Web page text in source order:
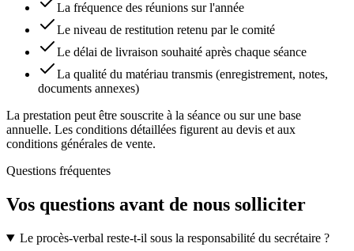
La fréquence des réunions sur l'année
Le niveau de restitution retenu par le comité
Le délai de livraison souhaité après chaque séance
La qualité du matériau transmis (enregistrement, notes,
documents annexes)
La prestation peut être souscrite à la séance ou sur une base
annuelle. Les conditions détaillées figurent au devis et aux
conditions générales de vente.
Questions fréquentes
Vos questions avant de nous solliciter
Le procès-verbal reste-t-il sous la responsabilité du secrétaire ?